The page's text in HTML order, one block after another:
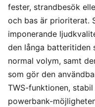
fester, strandbesök
och bas är prioriterat.
imponerande
den långa batteritiden
normal volym, samt
som gör den
TWS-funktionen,
powerbank-